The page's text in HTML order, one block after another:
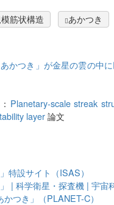
筋状構造 あかつき
かつき」が金星の雲の中
Planetary-scale streak
layer論文
特設サイト（ISAS）
| 科学衛星・探査機 | 宇宙
つき」（PLANET-C）